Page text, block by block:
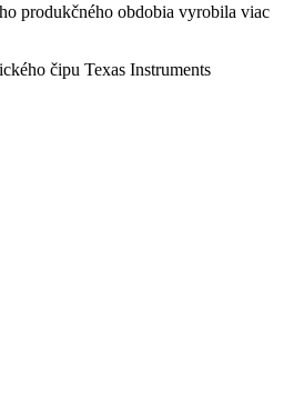
produkčného obdobia vyrobila viac
čipu Texas Instruments